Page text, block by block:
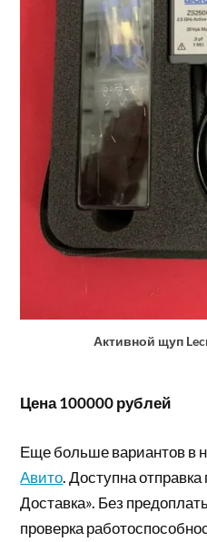
Активной щуп
Цена 100000 рублей
Еще больше вариантов в
Авито. Доступна
Доставка». Без
проверка